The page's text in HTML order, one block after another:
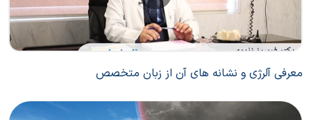
معرفی آلرژی و نشانه های آن از زبان متخصص